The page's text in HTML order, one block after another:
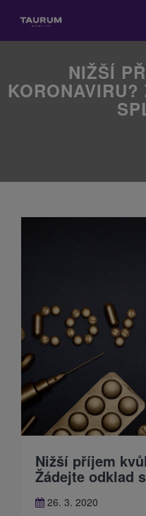
NIŽŠÍ
Nižší příjem
Žádejte odklad
26. 3. 2020